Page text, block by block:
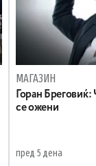
МАГАЗИН
Горан
се ожени
пред 5 дена